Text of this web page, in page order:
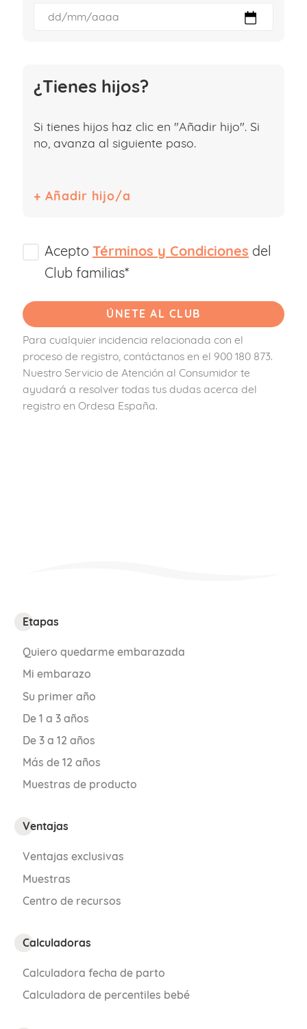
¿Tienes hijos?
Si tienes hijos haz clic en "Añadir hijo". Si
no, avanza al siguiente paso.
Acepto Términos y Condiciones del
Club familias*
Para cualquier incidencia relacionada con el
proceso de registro, contáctanos en el 900 180 873.
Nuestro Servicio de Atención al Consumidor te
ayudará a resolver todas tus dudas acerca del
registro en Ordesa España.
Etapas
Quiero quedarme embarazada
Mi embarazo
Su primer año
De 1 a 3 años
De 3 a 12 años
Más de 12 años
Muestras de producto
Ventajas
Ventajas exclusivas
Muestras
Centro de recursos
Calculadoras
Calculadora fecha de parto
Calculadora de percentiles bebé